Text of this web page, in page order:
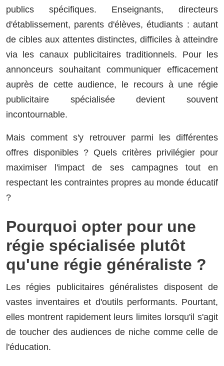
publics spécifiques. Enseignants, directeurs
d'établissement, parents d'élèves, étudiants : autant
de cibles aux attentes distinctes, difficiles à atteindre
via les canaux publicitaires traditionnels. Pour les
annonceurs souhaitant communiquer efficacement
auprès de cette audience, le recours à une régie
publicitaire spécialisée devient souvent
incontournable.
Mais comment s'y retrouver parmi les différentes
offres disponibles ? Quels critères privilégier pour
maximiser l'impact de ses campagnes tout en
respectant les contraintes propres au monde éducatif
?
Pourquoi opter pour une
régie spécialisée plutôt
qu'une régie généraliste ?
Les régies publicitaires généralistes disposent de
vastes inventaires et d'outils performants. Pourtant,
elles montrent rapidement leurs limites lorsqu'il s'agit
de toucher des audiences de niche comme celle de
l'éducation.